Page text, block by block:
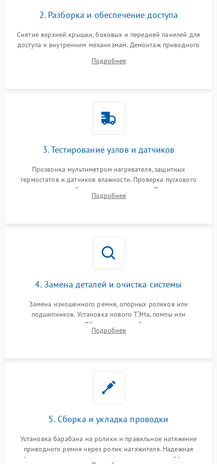
2. Разборка и обеспечение доступа
Снятие верхней крышки, боковых и передней панелей для
доступа к внутренним механизмам. Демонтаж приводного
Обеспечение свободного доступа к ТЭНу, компрессору,
Подробнее
3. Тестирование узлов и датчиков
Прозвонка мультиметром нагревателя, защитных
термостатов и датчиков влажности. Проверка пускового
конденсатора, обмоток мотора и помпы. Для машин с
тепловым насосом — диагностика работы компрессора и
Подробнее
4. Замена деталей и очистка системы
Замена изношенного ремня, опорных роликов или
подшипников. Установка нового ТЭНа, помпы или
термодатчиков. Обязательная глубокая очистка
конденсатора, крыльчатки вентилятора и воздуховодов от
Подробнее
5. Сборка и укладка проводки
Установка барабана на ролики и правильное натяжение
приводного ремня через ролик натяжителя. Надежная
фиксация всех узлов, подключение клемм и шлейфов к